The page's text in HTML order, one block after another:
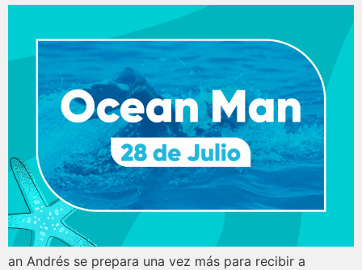
an Andrés se prepara una vez más para recibir a